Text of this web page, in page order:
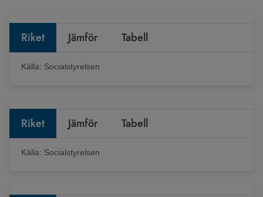
Riket Jämför Tabell
Källa: Socialstyrelsen
Riket Jämför Tabell
Källa: Socialstyrelsen